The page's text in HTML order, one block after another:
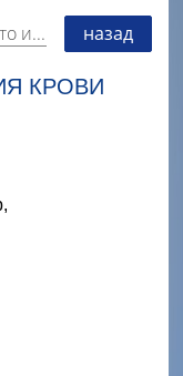
Страницу наполняют платные и бесплатные объявления, имеющие функцию "поднятия вверх списка". назад
КРОВИ